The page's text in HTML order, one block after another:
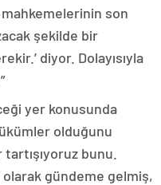
mahkemelerinin son
şekilde bir
diyor. Dolayısıyla
yer konusunda
olduğunu
bunu.
olarak gündeme gelmiş,